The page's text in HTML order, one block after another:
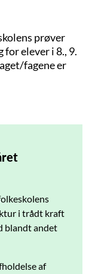
prøver
elever i 8., 9.
fagene er
i trådt kraft
blandt andet
af